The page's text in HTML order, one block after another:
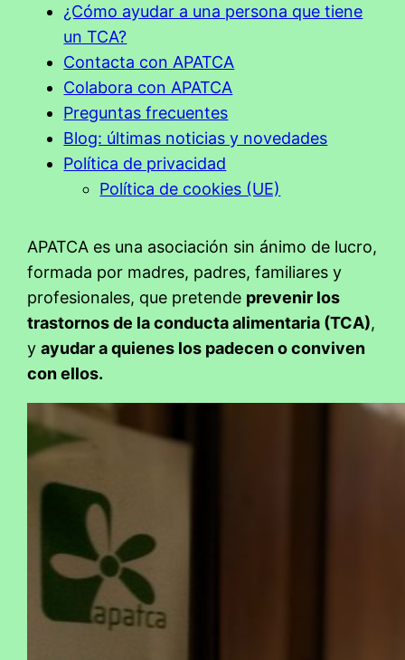
¿Cómo ayudar a una persona que tiene
un TCA?
Contacta con APATCA
Colabora con APATCA
Preguntas frecuentes
Blog: últimas noticias y novedades
Política de privacidad
Política de cookies (UE)
APATCA es una asociación sin ánimo de lucro,
formada por madres, padres, familiares y
profesionales, que pretende prevenir los
trastornos de la conducta alimentaria (TCA),
yayudar a quienes los padecen o conviven
con ellos.